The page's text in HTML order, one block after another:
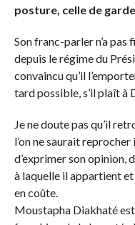
posture, celle de
Son franc-parler n’a pas
depuis le régime du
convaincu qu’il
tard possible, s’il plaît à
Je ne doute pas qu’il
l’on ne saurait
d’exprimer son opinion,
à laquelle il appartient et
en coûte.
Moustapha Diakhaté